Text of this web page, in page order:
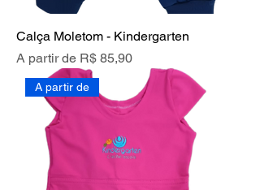
Calça Moletom - Kindergarten
A partir de R$ 85,90
Preço promocional
A partir de